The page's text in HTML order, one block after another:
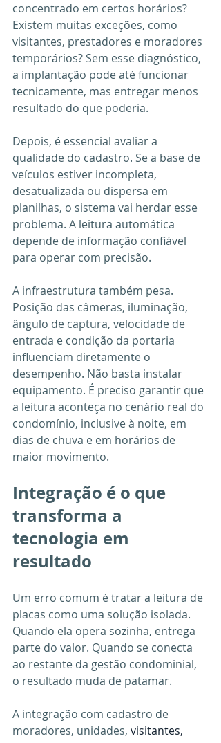
concentrado em certos horários?
Existem muitas exceções, como
visitantes, prestadores e moradores
temporários? Sem esse diagnóstico,
a implantação pode até funcionar
tecnicamente, mas entregar menos
resultado do que poderia.
Depois, é essencial avaliar a
qualidade do cadastro. Se a base de
veículos estiver incompleta,
desatualizada ou dispersa em
planilhas, o sistema vai herdar esse
problema. A leitura automática
depende de informação confiável
para operar com precisão.
A infraestrutura também pesa.
Posição das câmeras, iluminação,
ângulo de captura, velocidade de
entrada e condição da portaria
influenciam diretamente o
desempenho. Não basta instalar
equipamento. É preciso garantir que
a leitura aconteça no cenário real do
condomínio, inclusive à noite, em
dias de chuva e em horários de
maior movimento.
Integração é o que
transforma a
tecnologia em
resultado
Um erro comum é tratar a leitura de
placas como uma solução isolada.
Quando ela opera sozinha, entrega
parte do valor. Quando se conecta
ao restante da gestão condominial,
o resultado muda de patamar.
A integração com cadastro de
moradores, unidades, visitantes,